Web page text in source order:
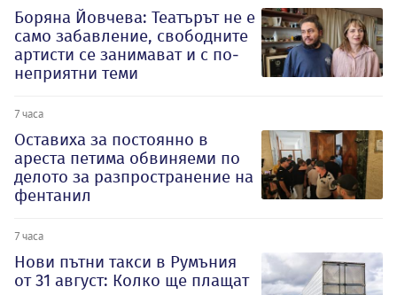
Боряна Йовчева: Театърът не е
само забавление, свободните
артисти се занимават и с по-
неприятни теми
7 часа
Оставиха за постоянно в
ареста петима обвиняеми по
делото за разпространение на
фентанил
7 часа
Нови пътни такси в Румъния
от 31 август: Колко ще плащат